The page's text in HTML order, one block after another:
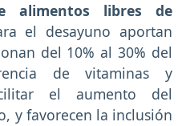
alimentos libres de
el desayuno aportan
del 10% al 30% del
de vitaminas y
el aumento del
y favorecen la inclusión